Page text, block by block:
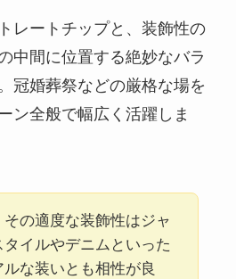
レートチップと、装飾性の
中間に位置する絶妙なバラ
冠婚葬祭などの厳格な場を
ン全般で幅広く活躍しま
その適度な装飾性はジャ
イルやデニムといった
ルな装いとも相性が良